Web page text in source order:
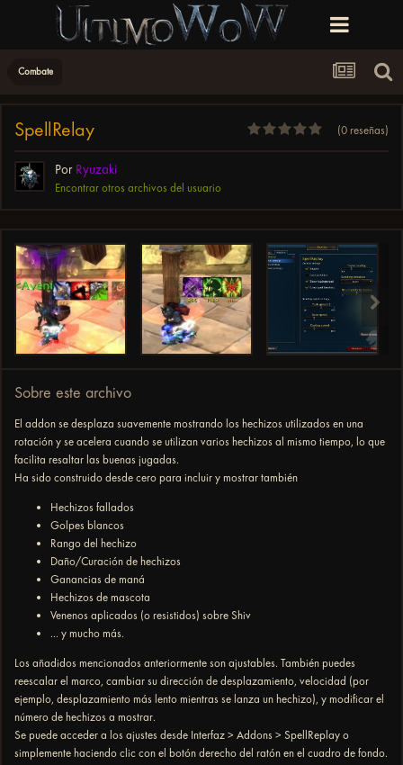
Combate
SpellRelay (0 reseñas)
Por Ryuzaki
Encontrar otros archivos del usuario
Sobre este archivo
El addon se desplaza suavemente mostrando los hechizos utilizados en una
rotación y se acelera cuando se utilizan varios hechizos al mismo tiempo, lo que
facilita resaltar las buenas jugadas.
Ha sido construido desde cero para incluir y mostrar también
Hechizos fallados
Golpes blancos
Rango del hechizo
Daño/Curación de hechizos
Ganancias de maná
Hechizos de mascota
Venenos aplicados (o resistidos) sobre Shiv
... y mucho más.
Los añadidos mencionados anteriormente son ajustables. También puedes
reescalar el marco, cambiar su dirección de desplazamiento, velocidad (por
ejemplo, desplazamiento más lento mientras se lanza un hechizo), y modificar el
número de hechizos a mostrar.
Se puede acceder a los ajustes desde Interfaz > Addons > SpellReplay o
simplemente haciendo clic con el botón derecho del ratón en el cuadro de fondo.